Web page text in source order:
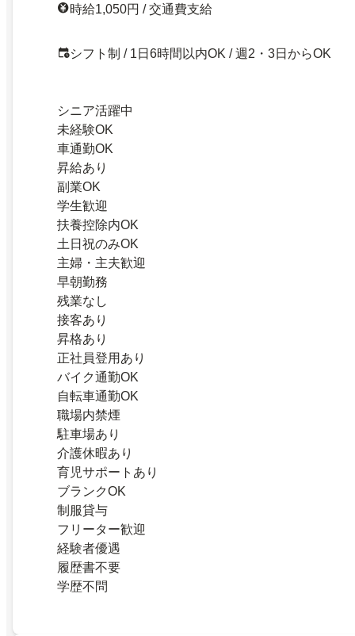
時給1,050円 / 交通費支給
シフト制 / 1日6時間以内OK / 週2・3日からOK
シニア活躍中
未経験OK
車通勤OK
昇給あり
副業OK
学生歓迎
扶養控除内OK
土日祝のみOK
主婦・主夫歓迎
早朝勤務
残業なし
接客あり
昇格あり
正社員登用あり
バイク通勤OK
自転車通勤OK
職場内禁煙
駐車場あり
介護休暇あり
育児サポートあり
ブランクOK
制服貸与
フリーター歓迎
経験者優遇
履歴書不要
学歴不問